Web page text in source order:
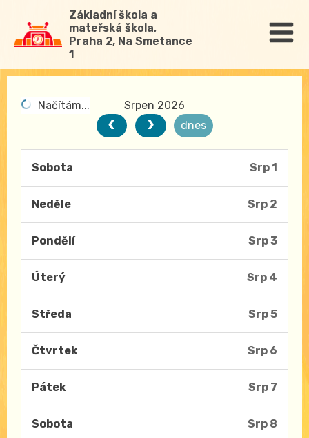
Základní škola a
mateřská škola,
Praha 2, Na Smetance
1
Načítám...
Srpen 2026
dnes
Sobota Srp 1
Neděle Srp 2
Pondělí Srp 3
Úterý Srp 4
Středa Srp 5
Čtvrtek Srp 6
Pátek Srp 7
Sobota Srp 8